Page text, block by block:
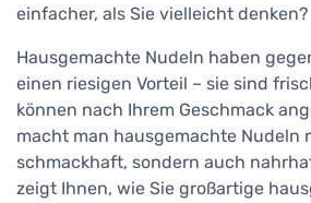
einfacher, als Sie vielleicht denken?
Hausgemachte Nudeln haben
einen riesigen Vorteil – sie sind
können nach Ihrem Geschmack
macht man hausgemachte Nudeln
schmackhaft, sondern auch
zeigt Ihnen, wie Sie großartige